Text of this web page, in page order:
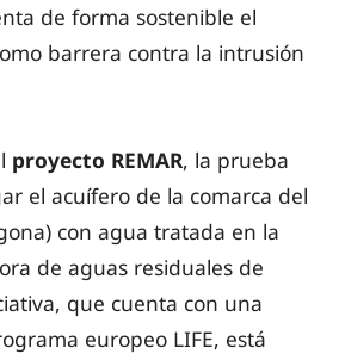
de forma sostenible el
barrera contra la intrusión
proyecto REMAR, la prueba
el acuífero de la comarca del
con agua tratada en la
de aguas residuales de
que cuenta con una
europeo LIFE, está